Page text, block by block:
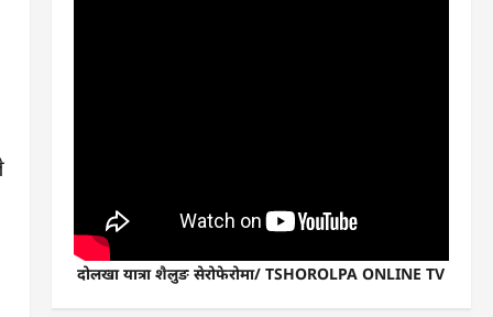
दोलखा यात्रा शैलुङ सेरोफेरोमा/ TSHOROLPA ONLINE TV